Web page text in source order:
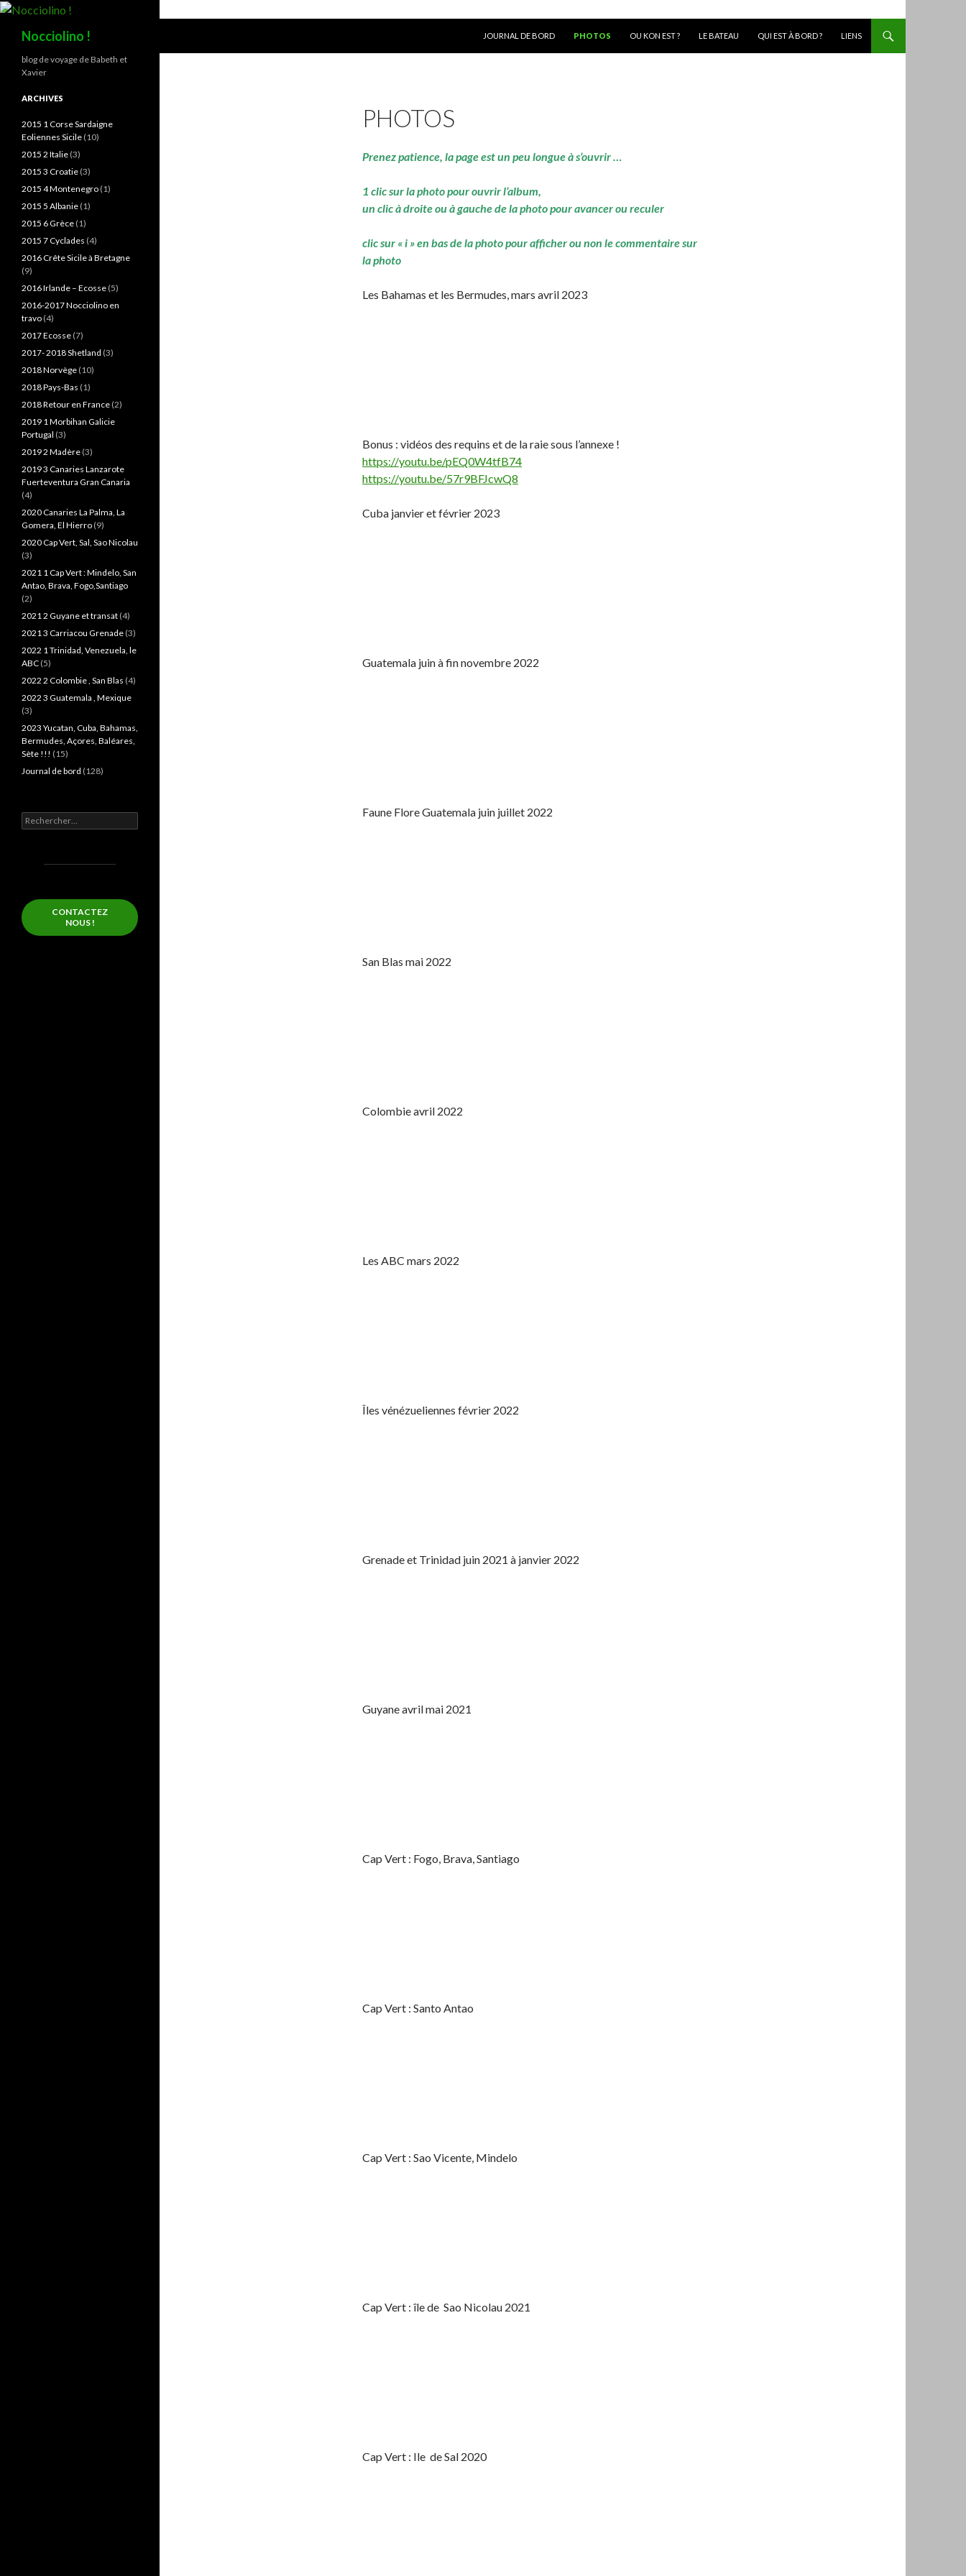
Nocciolino !
JOURNAL DE BORD
PHOTOS OU KON EST ? LE BATEAU QUI EST À BORD ? LIENS
PHOTOS
Prenez patience, la page est un peu longue à s’ouvrir …
1 clic sur la photo pour ouvrir l’album,
un clic à droite ou à gauche de la photo pour avancer ou reculer
clic sur « i » en bas de la photo pour afficher ou non le commentaire sur
la photo
Les Bahamas et les Bermudes, mars avril 2023
Bonus : vidéos des requins et de la raie sous l’annexe !
https://youtu.be/pEQ0W4tfB74
https://youtu.be/57r9BFJcwQ8
Cuba janvier et février 2023
Guatemala juin à fin novembre 2022
Faune Flore Guatemala juin juillet 2022
San Blas mai 2022
Colombie avril 2022
Les ABC mars 2022
Îles vénézueliennes février 2022
Grenade et Trinidad juin 2021 à janvier 2022
Guyane avril mai 2021
Cap Vert : Fogo, Brava, Santiago
Cap Vert : Santo Antao
Cap Vert : Sao Vicente, Mindelo
Cap Vert : île de Sao Nicolau 2021
Cap Vert : Ile de Sal 2020
blog de voyage de Babeth et
Xavier
ARCHIVES
2015 1 Corse Sardaigne
Eoliennes Sicile (10)
2015 2 Italie (3)
2015 3 Croatie (3)
2015 4 Montenegro (1)
2015 5 Albanie (1)
2015 6 Grèce (1)
2015 7 Cyclades (4)
2016 Crête Sicile à Bretagne
(9)
2016 Irlande – Ecosse (5)
2016-2017 Nocciolino en
travo (4)
2017 Ecosse (7)
2017- 2018 Shetland (3)
2018 Norvège (10)
2018 Pays-Bas (1)
2018 Retour en France (2)
2019 1 Morbihan Galicie
Portugal (3)
2019 2 Madère (3)
2019 3 Canaries Lanzarote
Fuerteventura Gran Canaria
(4)
2020 Canaries La Palma, La
Gomera, El Hierro (9)
2020 Cap Vert, Sal, Sao Nicolau
(3)
2021 1 Cap Vert : Mindelo, San
Antao, Brava, Fogo,Santiago
(2)
2021 2 Guyane et transat (4)
2021 3 Carriacou Grenade (3)
2022 1 Trinidad, Venezuela, le
ABC (5)
2022 2 Colombie , San Blas (4)
2022 3 Guatemala , Mexique
(3)
2023 Yucatan, Cuba, Bahamas,
Bermudes, Açores, Baléares,
Sète !!! (15)
Journal de bord (128)
Rechercher :
CONTACTEZ
NOUS !